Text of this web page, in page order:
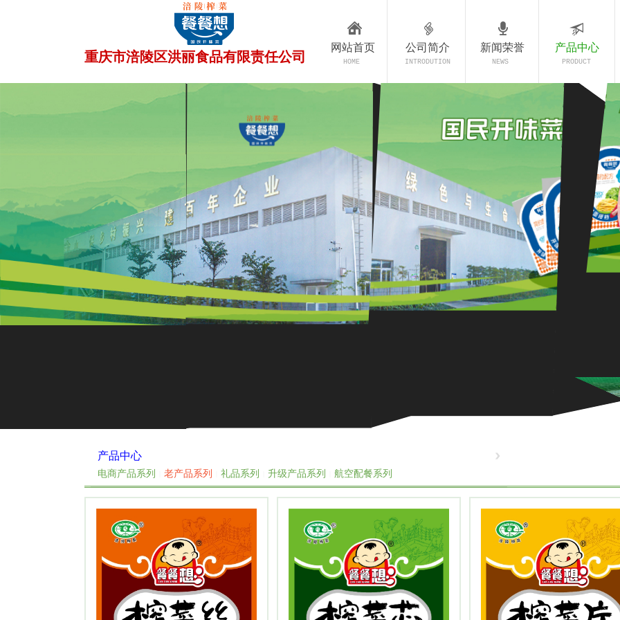
网站首页 公司简介 新闻荣誉 产品中心
重庆市涪陵区洪丽食品有限责任公司 INTRODUTION NEWS
HOME PRODUCT
产品中心
电商产品系列 老产品系列 礼品系列 升级产品系列 航空配餐系列
产品中心
YNAMIC NEWS 网站首页 ≡ 产品中心 ≡ 老产品系列